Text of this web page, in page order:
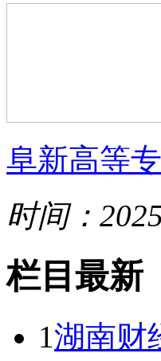
阜新高等
时间：
栏目最新
1湖南财